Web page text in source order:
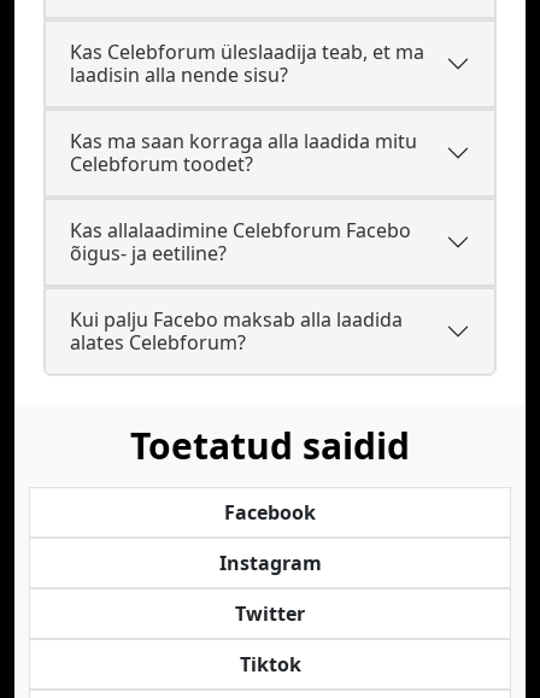
Kas Celebforum üleslaadija teab, et ma
laadisin alla nende sisu?
Kas ma saan korraga alla laadida mitu
Celebforum toodet?
Kas allalaadimine Celebforum Facebo
õigus- ja eetiline?
Kui palju Facebo maksab alla laadida
alates Celebforum?
Toetatud saidid
Facebook
Instagram
Twitter
Tiktok